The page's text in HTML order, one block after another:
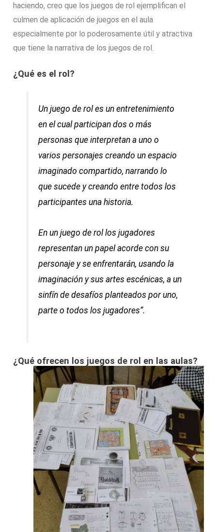
haciendo, creo que los juegos de rol ejemplifican el
culmen de aplicación de juegos en el aula
especialmente por lo poderosamente útil y atractiva
que tiene la narrativa de los juegos de rol.
¿Qué es el rol?
Un juego de rol es un entretenimiento
en el cual participan dos o más
personas que interpretan a uno o
varios personajes creando un espacio
imaginado compartido, narrando lo
que sucede y creando entre todos los
participantes una historia.
En un juego de rol los jugadores
representan un papel acorde con su
personaje y se enfrentarán, usando la
imaginación y sus artes escénicas, a un
sinfín de desafíos planteados por uno,
parte o todos los jugadores”.
¿Qué ofrecen los juegos de rol en las aulas?